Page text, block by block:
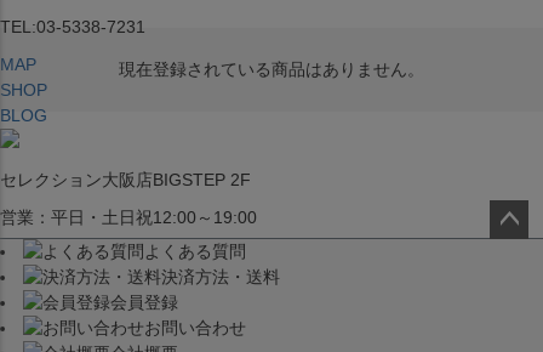
TEL:03-5338-7231
MAP
SHOP
BLOG
セレクション大阪店BIGSTEP 2F
営業：平日・土日祝12:00～19:00
〒542-008
大阪府大阪市中央区西心斎橋1丁目6番14号
TEL:06-4708-3300
現在登録されている商品はありません。
よくある質問
決済方法・送料
会員登録
お問い合わせ